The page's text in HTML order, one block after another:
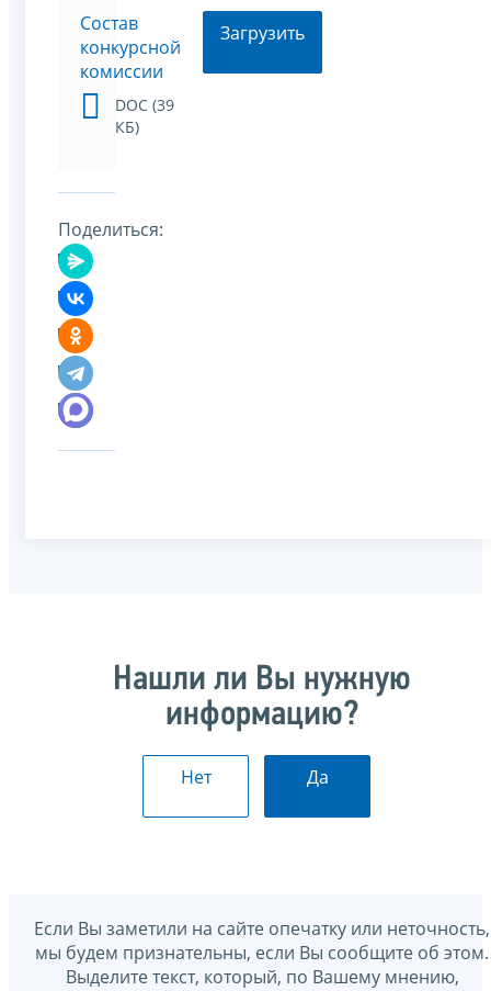
Состав
конкурсной
комиссии
DOC (39
КБ)
Загрузить
Поделиться:
Нашли ли Вы нужную
информацию?
Нет Да
Если Вы заметили на сайте опечатку или неточность,
мы будем признательны, если Вы сообщите об этом.
Выделите текст, который, по Вашему мнению,